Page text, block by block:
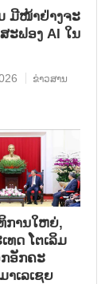
ມີໜ້າຢ່າງຈະ
ະຟອງ AI ໃນ
ຂ່າວສານ
ການໃຫຍ່,
ທດ ໂຕເລິມ
ອັກຄະ
າເລເຊຍ